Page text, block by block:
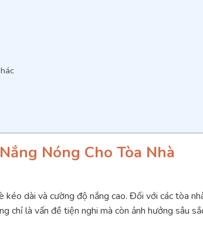
Nóng Cho Tòa Nhà
dài và cường độ nắng cao. Đối với các tòa
chỉ là vấn đề tiện nghi mà còn ảnh hưởng sâu